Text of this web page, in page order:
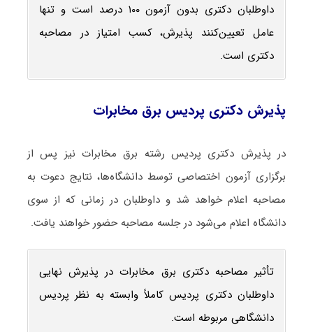
داوطلبان دکتری بدون آزمون ۱۰۰ درصد است و تنها
عامل تعیین‌کنند پذیرش، کسب امتیاز در مصاحبه
دکتری است.
پذیرش دکتری پردیس برق مخابرات
در پذیرش دکتری پردیس رشته برق مخابرات نیز پس از
برگزاری آزمون اختصاصی توسط دانشگاه‌ها، نتایج دعوت به
مصاحبه اعلام خواهد شد و داوطلبان در زمانی که از سوی
دانشگاه اعلام می‌شود در جلسه مصاحبه حضور خواهند یافت.
تأثیر مصاحبه دکتری برق مخابرات در پذیرش نهایی
داوطلبان دکتری پردیس کاملاً وابسته به نظر پردیس
دانشگاهی مربوطه است.